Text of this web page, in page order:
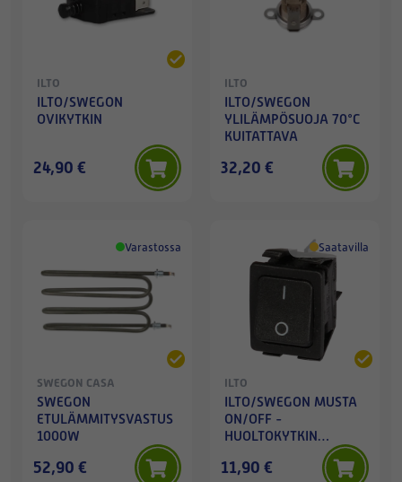
ILTO
ILTO/SWEGON
OVIKYTKIN
24,90 €
ILTO
ILTO/SWEGON
YLILÄMPÖSUOJA 70°C
KUITATTAVA
32,20 €
Varastossa
SWEGON CASA
SWEGON
ETULÄMMITYSVASTUS
1000W
52,90 €
Saatavilla
ILTO
ILTO/SWEGON MUSTA
ON/OFF -
HUOLTOKYTKIN
11,90 €